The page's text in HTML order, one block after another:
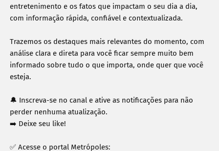
entretenimento e os fatos que impactam o seu dia a dia,
com informação rápida, confiável e contextualizada.
Trazemos os destaques mais relevantes do momento, com
análise clara e direta para você ficar sempre muito bem
informado sobre tudo o que importa, onde quer que você
esteja.
🔔 Inscreva-se no canal e ative as notificações para não
perder nenhuma atualização.
➡️ Deixe seu like!